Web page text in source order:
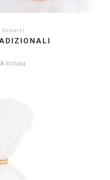
Sospiri
inclusa